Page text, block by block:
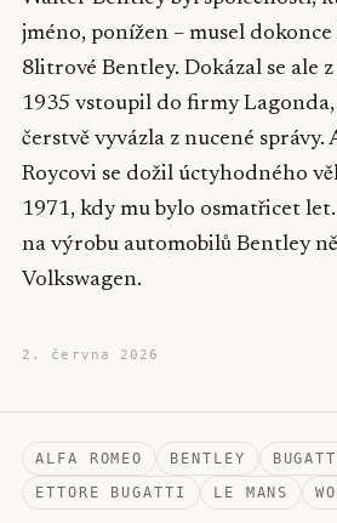
jméno, ponížen – musel
8litrové Bentley. Dokázal se ale
1935 vstoupil do firmy
čerstvě vyvázla z nucené
Roycovi se dožil úctyhodného
1971, kdy mu bylo osmatřicet
na výrobu automobilů Bentley
Volkswagen.
2. června 2026
ALFA ROMEO BENTLEY
ETTORE BUGATTI
LE MANS